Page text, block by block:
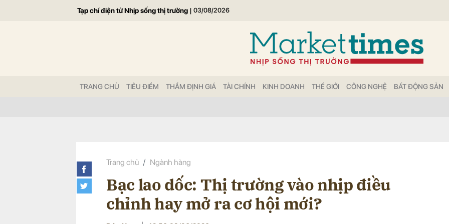
Tạp chí điện tử Nhịp sống thị trường | 03/08/2026
TRANG CHỦ TIÊU ĐIỂM THẨM ĐỊNH GIÁ TÀI CHÍNH KINH DOANH THẾ GIỚI CÔNG NGHỆ BẤT ĐỘNG SẢN
Trang chủ Ngành hàng
Bạc lao dốc: Thị trường vào nhịp điều
chỉnh hay mở ra cơ hội mới?
Gửi bình luận